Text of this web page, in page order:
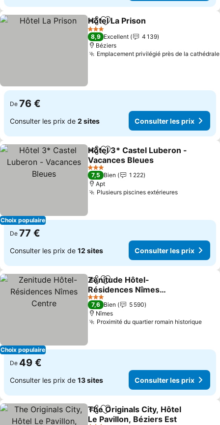
PartagerAjouter à mes favoris
Hôtel La Prison
3 Étoiles
8,9 Excellent
4 139
Béziers
Emplacement privilégié près de la cathédrale
De 76 €
Consulter les prix de 2 sites Consulter les prix
Choix populaire
PartagerAjouter à mes favoris
Hôtel 3* Castel Luberon -
Vacances Bleues
Consulter les prix
3 Étoiles
7,5 Bien
1 222
Apt
Plusieurs piscines extérieuresConsulter
De 77 €
Consulter les prix de 12 sites Consulter les prix
Choix populaire
PartagerAjouter à mes favoris
Zenitude Hôtel-
Résidences Nîmes
Centre
Consulter les prix
3 Étoiles
7,6 Bien
5 590
Nîmes
Proximité du quartier romain historique
De 49 €
Consulter les prix de 13 sites Consulter les prix
PartagerAjouter à mes favoris
The Originals City, Hôtel
Le Pavillon, Béziers Est